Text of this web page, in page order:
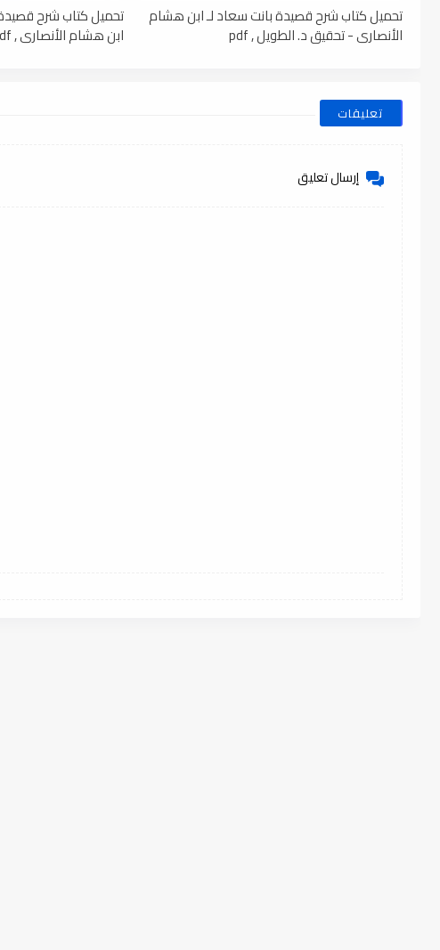
تحميل كتاب شرح قصيدة بانت سعاد لـ ابن هشام
الأنصاري - تحقيق د. الطويل , pdf
تحميل كتاب شرح
ابن هشام الأنصاري , pdf
تعليقات
إرسال تعليق